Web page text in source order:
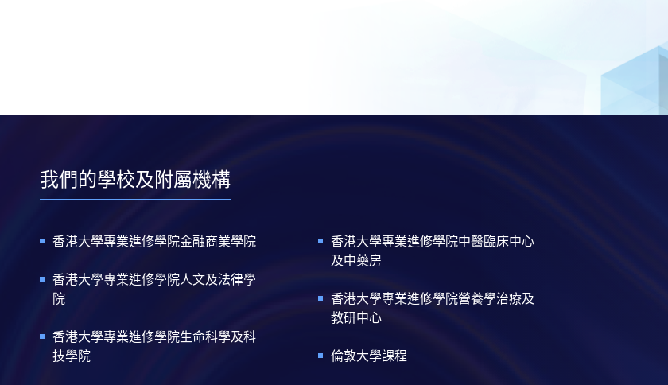
我們的學校及附屬機構
香港大學專業進修學院金融商業學院
香港大學專業進修學院人文及法律學
院
香港大學專業進修學院生命科學及科
技學院
香港大學專業進修學院中醫臨床中心
及中藥房
香港大學專業進修學院營養學治療及
教研中心
倫敦大學課程